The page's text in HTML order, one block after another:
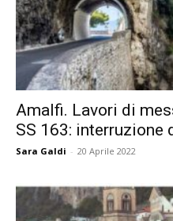
Amalfi. Lavori di
SS 163: interruzione
Sara Galdi - 20 Aprile 2022